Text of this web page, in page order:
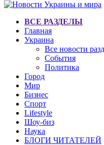
ВСЕ РАЗДЕЛЫ
Главная
Украина
Все новости
События
Политика
Город
Мир
Бизнес
Спорт
Lifestyle
Шоу-биз
Наука
БЛОГИ ЧИТАТЕЛЕЙ